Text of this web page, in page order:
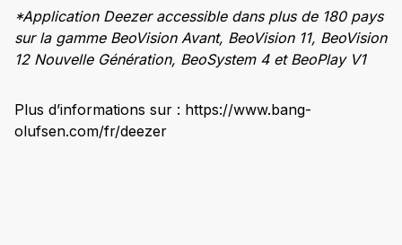
*Application Deezer accessible dans plus de 180 pays
sur la gamme BeoVision Avant, BeoVision 11, BeoVision
12 Nouvelle Génération, BeoSystem 4 et BeoPlay V1
Plus d’informations sur : https://www.bang-
olufsen.com/fr/deezer